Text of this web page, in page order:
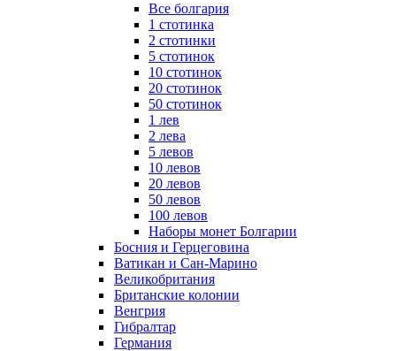
Все болгария
1 стотинка
2 стотинки
5 стотинок
10 стотинок
20 стотинок
50 стотинок
1 лев
2 лева
5 левов
10 левов
20 левов
50 левов
100 левов
Наборы монет Болгарии
Босния и Герцеговина
Ватикан и Сан-Марино
Великобритания
Британские колонии
Венгрия
Гибралтар
Германия